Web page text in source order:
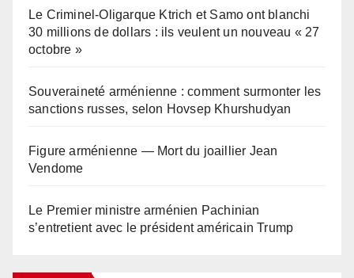
Le Criminel-Oligarque Ktrich et Samo ont blanchi
30 millions de dollars : ils veulent un nouveau « 27
octobre »
Souveraineté arménienne : comment surmonter les
sanctions russes, selon Hovsep Khurshudyan
Figure arménienne — Mort du joaillier Jean
Vendome
Le Premier ministre arménien Pachinian
s’entretient avec le président américain Trump